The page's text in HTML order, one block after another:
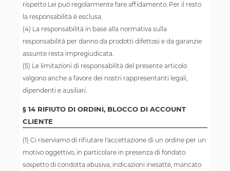
rispetto Lei può regolarmente fare affidamento. Per il resto
la responsabilità è esclusa.
(4) La responsabilità in base alla normativa sulla
responsabilità per danno da prodotti difettosi e da garanzie
assunte resta impregiudicata.
(5) Le limitazioni di responsabilità del presente articolo
valgono anche a favore dei nostri rappresentanti legali,
dipendenti e ausiliari.
§ 14 RIFIUTO DI ORDINI, BLOCCO DI ACCOUNT
CLIENTE
(1) Ci riserviamo di rifiutare l'accettazione di un ordine per un
motivo oggettivo, in particolare in presenza di fondato
sospetto di condotta abusiva, indicazioni inesatte, mancato